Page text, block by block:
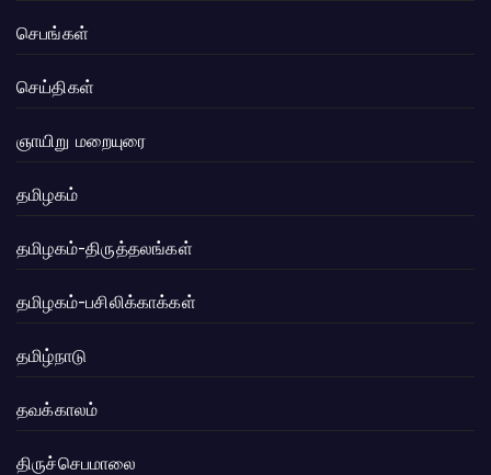
செபங்கள்
செய்திகள்
ஞாயிறு மறையுரை
தமிழகம்
தமிழகம்-திருத்தலங்கள்
தமிழகம்-பசிலிக்காக்கள்
தமிழ்நாடு
தவக்காலம்
திருச்செபமாலை